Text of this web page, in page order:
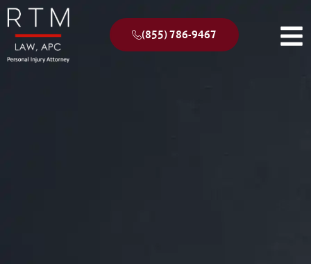
(855) 786-9467